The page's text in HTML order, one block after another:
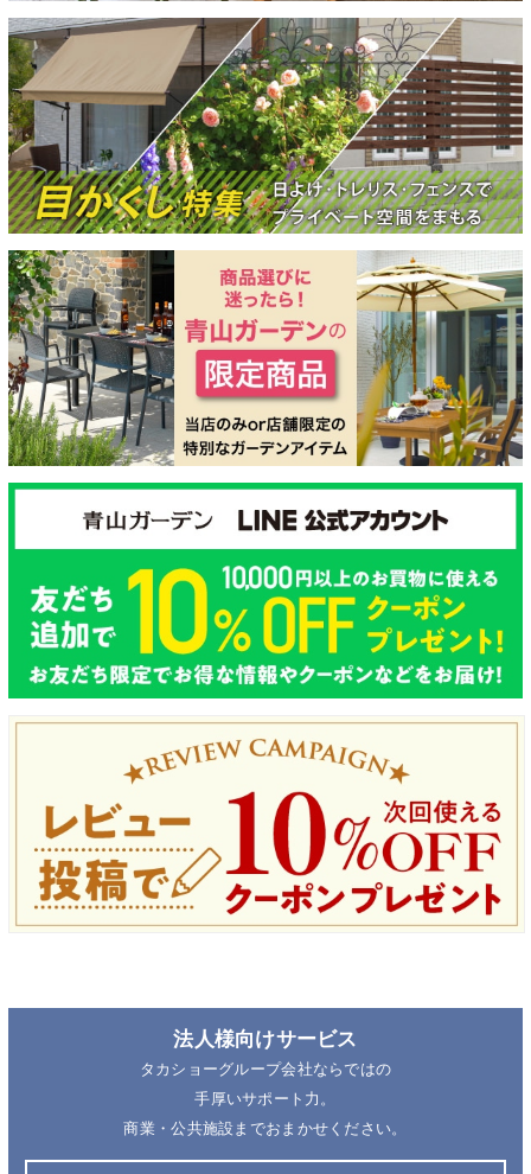
法人様向けサービス
タカショーグループ会社ならではの
手厚いサポート力。
商業・公共施設までおまかせください。